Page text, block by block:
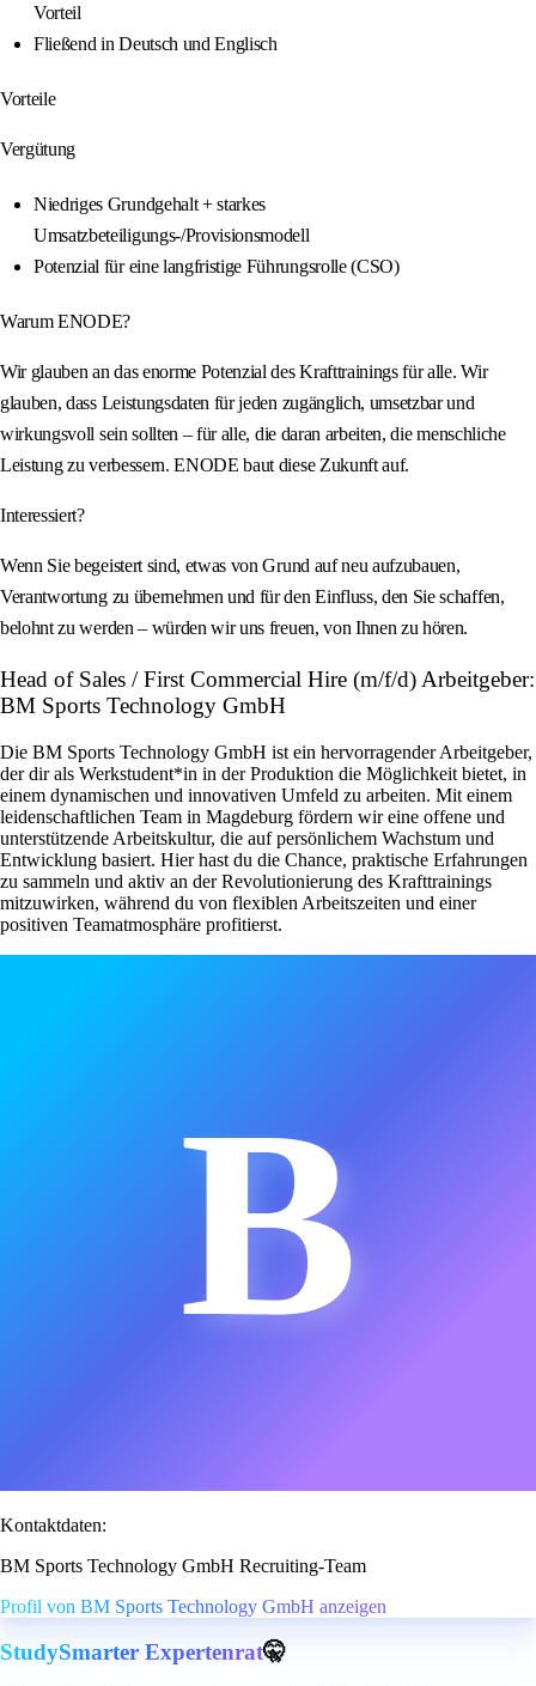
Vorteil
Fließend in Deutsch und Englisch
Vorteile
Vergütung
Niedriges Grundgehalt + starkes
Umsatzbeteiligungs-/Provisionsmodell
Potenzial für eine langfristige Führungsrolle (CSO)
Warum ENODE?
Wir glauben an das enorme Potenzial des Krafttrainings für alle. Wir
glauben, dass Leistungsdaten für jeden zugänglich, umsetzbar und
wirkungsvoll sein sollten – für alle, die daran arbeiten, die menschliche
Leistung zu verbessern. ENODE baut diese Zukunft auf.
Interessiert?
Wenn Sie begeistert sind, etwas von Grund auf neu aufzubauen,
Verantwortung zu übernehmen und für den Einfluss, den Sie schaffen,
belohnt zu werden – würden wir uns freuen, von Ihnen zu hören.
Head of Sales / First Commercial Hire (m/f/d) Arbeitgeber:
BM Sports Technology GmbH
Die BM Sports Technology GmbH ist ein hervorragender Arbeitgeber,
der dir als Werkstudent*in in der Produktion die Möglichkeit bietet, in
einem dynamischen und innovativen Umfeld zu arbeiten. Mit einem
leidenschaftlichen Team in Magdeburg fördern wir eine offene und
unterstützende Arbeitskultur, die auf persönlichem Wachstum und
Entwicklung basiert. Hier hast du die Chance, praktische Erfahrungen
zu sammeln und aktiv an der Revolutionierung des Krafttrainings
mitzuwirken, während du von flexiblen Arbeitszeiten und einer
positiven Teamatmosphäre profitierst.
B
Kontaktdaten:
BM Sports Technology GmbH Recruiting-Team
Profil von BM Sports Technology GmbH anzeigen
StudySmarter Expertenrat🤫